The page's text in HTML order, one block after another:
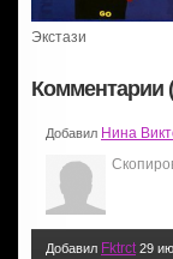
Экстази
Комментарии
Добавил Нина
Добавил Fktrct29